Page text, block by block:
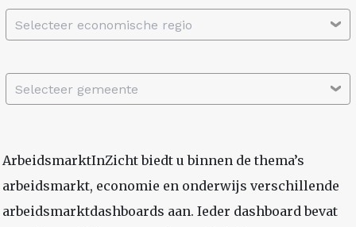
Selecteer economische regio
Selecteer gemeente
ArbeidsmarktInZicht biedt u binnen de thema’s
arbeidsmarkt, economie en onderwijs verschillende
arbeidsmarktdashboards aan. Ieder dashboard bevat